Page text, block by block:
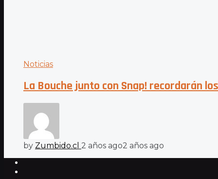
Noticias
La Bouche junto con Snap! recordarán
by Zumbido.cl 2 años ago2 años ago